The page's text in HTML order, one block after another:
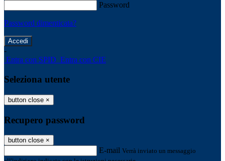
Password
Password dimenticata?
-
Entra con SPID Entra con CIE
Seleziona utente
button close ×
Recupero password
button close ×
E-mail Verrà inviato un messaggio